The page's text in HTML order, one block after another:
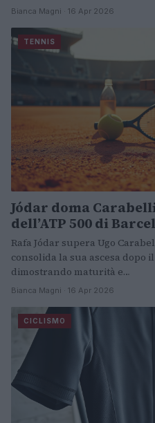
Bianca Magni · 16 Apr 2026
TENNIS
Jódar doma
dell’ATP 500 di
Rafa Jódar supera Ugo
consolida la sua ascesa dopo
dimostrando maturità e…
Bianca Magni · 16 Apr 2026
CICLISMO